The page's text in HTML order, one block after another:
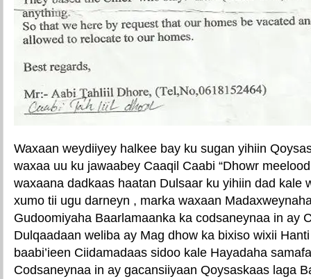
Waxaan weydiiyey halkee bay ku sugan yihiin
waxaa uu ku jawaabey Caaqil Caabi “Dhowr
waxaana dadkaas haatan Dulsaar ku yihiin dad kale
xumo tii ugu darneyn , marka waxaan
Gudoomiyaha Baarlamaanka ka codsaneynaa in ay
Dulqaadaan weliba ay Mag dhow ka bixiso wixii
baabi’ieen Ciidamadaas sidoo kale Hayadaha
Codsaneynaa in ay gacansiiyaan Qoysaskaas laga